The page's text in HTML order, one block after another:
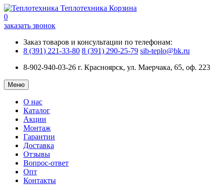
Теплотехника Корзина
0
заказать звонок
Заказ товаров и консультации по телефонам:
8 (391) 221-33-80 8 (391) 290-25-79 sib-teplo@bk.ru
8-902-940-03-26 г. Красноярск, ул. Маерчака, 65, оф. 223
Меню
О нас
Каталог
Акции
Монтаж
Гарантии
Доставка
Отзывы
Вопрос-ответ
Опт
Контакты